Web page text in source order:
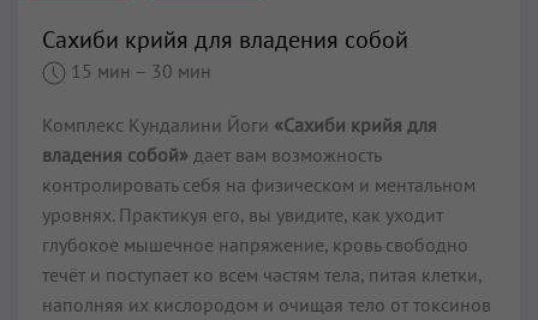
Сахиби крийя для владения собой
15 мин – 30 мин
Комплекс Кундалини Йоги «Сахиби крийя для
владения собой» дает вам возможность
контролировать себя на физическом и ментальном
уровнях. Практикуя его, вы увидите, как уходит
глубокое мышечное напряжение, кровь свободно
те­чёт и поступает ко всем частям тела, питая клетки,
наполняя их кислородом и очищая тело от токсинов